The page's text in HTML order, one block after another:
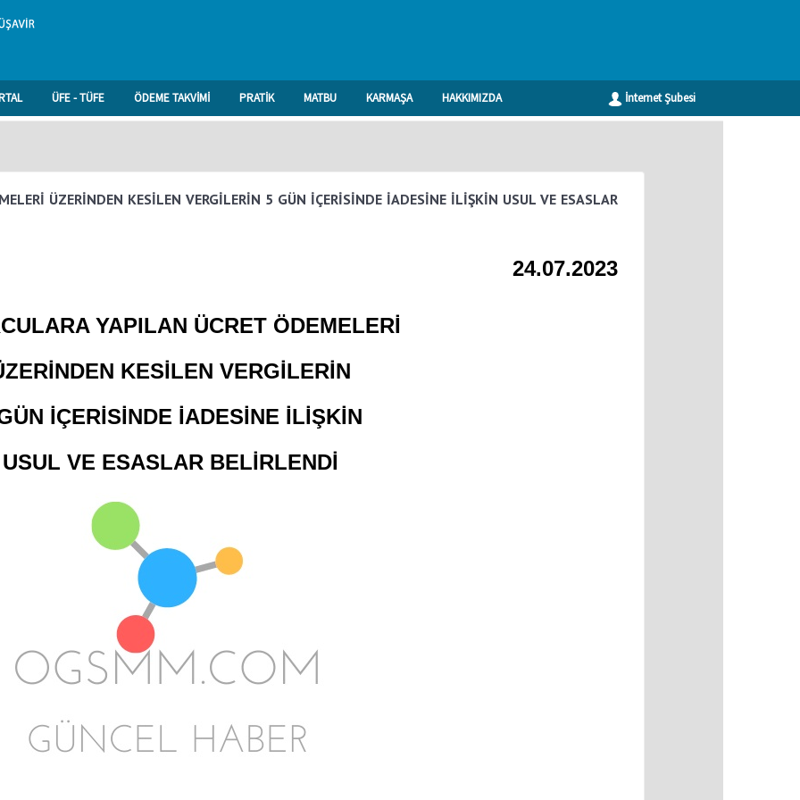
ÜFE - TÜFE ÖDEME TAKVİMİ PRATİK MATBU KARMAŞA HAKKIMIZDA İnternet Şubesi
Geri
ÜZERİNDEN KESİLEN VERGİLERİN 5 GÜN İÇERİSİNDE İADESİNE İLİŞKİN USUL VE ESASLAR
24.07.2023
YAPILAN ÜCRET ÖDEMELERİ
KESİLEN VERGİLERİN
İÇERİSİNDE İADESİNE İLİŞKİN
USUL VE ESASLAR BELİRLENDİ